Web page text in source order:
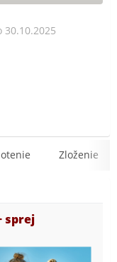
Zloženie
sprej